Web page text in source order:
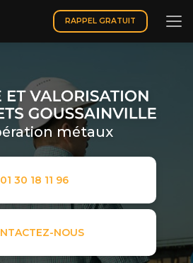
RAPPEL GRATUIT
métaux
01 30 18 11 96
NOUS